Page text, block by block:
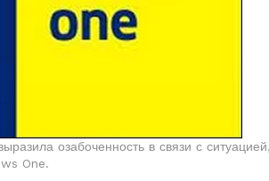
озабоченность в связи с
One.